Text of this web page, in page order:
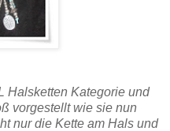
Halsketten Kategorie und
vorgestellt wie sie nun
nur die Kette am Hals und